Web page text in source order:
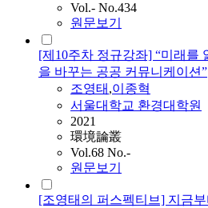
Vol.- No.434
원문보기
[제10주차 정규강좌] “미래를
을 바꾸는 공공 커뮤니케이션”
조영태 ,이종혁
서울대학교 환경대학원
2021
環境論叢
Vol.68 No.-
원문보기
[조영태의 퍼스펙티브] 지금